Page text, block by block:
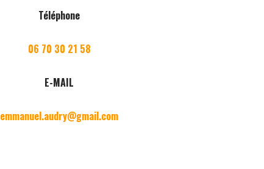
Téléphone
06 70 30 21 58
E-MAIL
emmanuel.audry@gmail.com